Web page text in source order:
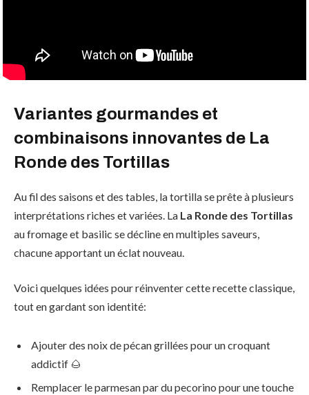
Variantes gourmandes et
combinaisons innovantes de La
Ronde des Tortillas
Au fil des saisons et des tables, la tortilla se prête à plusieurs
interprétations riches et variées. La La Ronde des Tortillas
au fromage et basilic se décline en multiples saveurs,
chacune apportant un éclat nouveau.
Voici quelques idées pour réinventer cette recette classique,
tout en gardant son identité:
Ajouter des noix de pécan grillées pour un croquant
addictif 🌰
Remplacer le parmesan par du pecorino pour une touche